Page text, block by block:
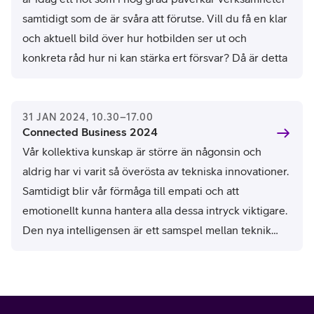
samtidigt som de är svåra att förutse. Vill du få en klar
och aktuell bild över hur hotbilden ser ut och
konkreta råd hur ni kan stärka ert försvar? Då är detta
DDoS‑situationen, presenterad av experter från
Netscout.
✔ Myndigheternas rekommendationer kring hur
verksamheter bör arbeta med DDoS‑skydd.
✔ En genomgång av Telias DDoS‑lösning, hur den
fungerar i praktiken och vilka paket du kan välja
mellan.
31 JAN 2024, 10.30–17.00
Connected Business 2024
Vår kollektiva kunskap är större än någonsin och
aldrig har vi varit så överösta av tekniska innovationer.
Samtidigt blir vår förmåga till empati och att
emotionellt kunna hantera alla dessa intryck viktigare.
Den nya intelligensen är ett samspel mellan teknik